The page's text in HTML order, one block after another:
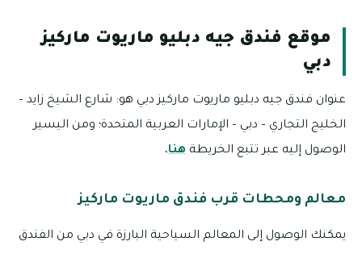
موقع فندق جيه دبليو ماريوت ماركيز
دبي
عنوان فندق جيه دبليو ماريوت ماركيز دبي هو: شارع الشيخ زايد –
الخليج التجاري – دبي – الإمارات العربية المتحدة؛ ومن اليسير
الوصول إليه عبر تتبع الخريطة هنا،
معالم ومحطات قرب فندق ماريوت ماركيز
يمكنك الوصول إلى المعالم السياحية البارزة في دبي من الفندق